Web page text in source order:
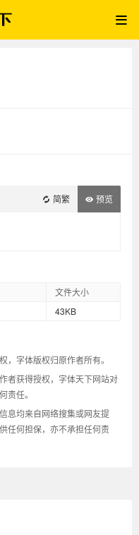
简繁 预览
文件大小
43KB
，字体版权归原作者所有。
者获得授权，字体天下网站对
责任。
息均来自网络搜集或网友提
任何担保，亦不承担任何责